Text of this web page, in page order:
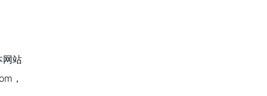
网站
，